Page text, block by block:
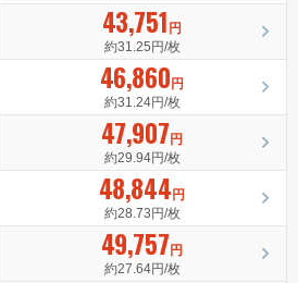
43,751 円
約31.25円/枚
46,860円
約31.24円/枚
47,907円
約29.94円/枚
48,844円
約28.73円/枚
49,757円
約27.64円/枚